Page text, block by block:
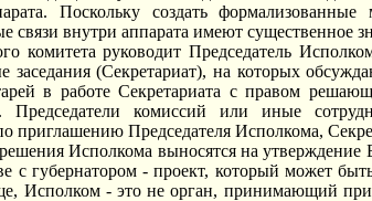
Поскольку создать
связи внутри аппарата имеют существенное
комитета руководит Председатель
заседания (Секретариат), на которых
в работе Секретариата с правом
Председатели комиссий или иные
приглашению Председателя Исполкома,
Исполкома выносятся на
с губернатором - проект, который может
Исполком - это не орган, принимающий